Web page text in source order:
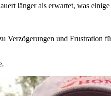
länger als erwartet, was
Verzögerungen und Frustration